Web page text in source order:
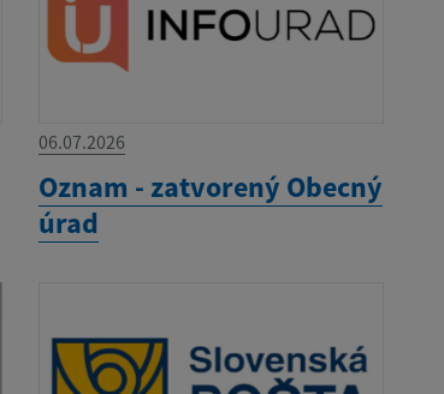
06.07.2026
Oznam - zatvorený Obecný
úrad